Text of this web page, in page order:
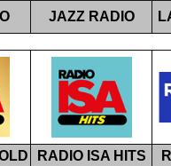
JAZZ RADIO
RADIO ISA HITS